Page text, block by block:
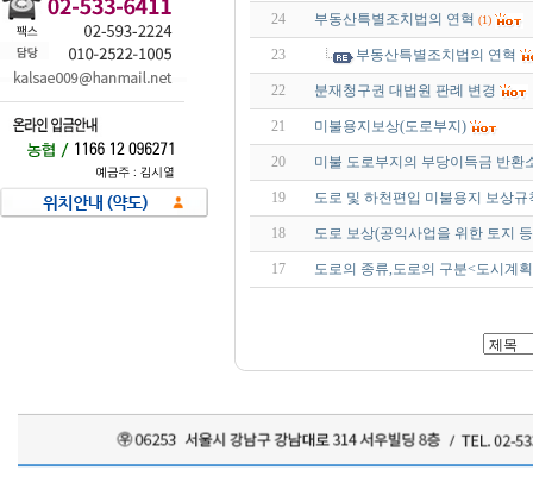
24 부동산특별조치법의 연혁 (1)
23 부동산특별조치법의 연혁
22 분재청구권 대법원 판례 변경
21 미불용지보상(도로부지)
20 미불 도로부지의 부당이득금 반환
19 도로 및 하천편입 미불용지 보상규
18 도로 보상(공익사업을 위한 토지
17 도로의 종류,도로의 구분<도시계